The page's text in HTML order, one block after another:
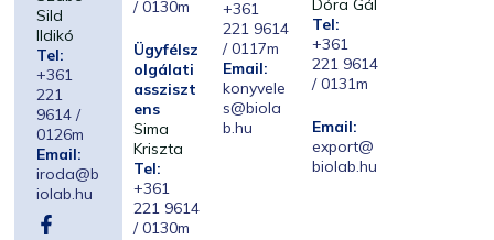
Sild
Ildikó
Tel:
+361
221
9614 /
0126m
Email:
iroda@b
iolab.hu
/ 0130m
Ügyfélsz
olgálati
assziszt
ens
Sima
Kriszta
Tel:
+361
221 9614
/ 0130m
+361
221 9614
/ 0117m
Email:
konyvele
s@biola
b.hu
Dóra Gál
Tel:
+361
221 9614
/ 0131m
Email:
export@
biolab.hu